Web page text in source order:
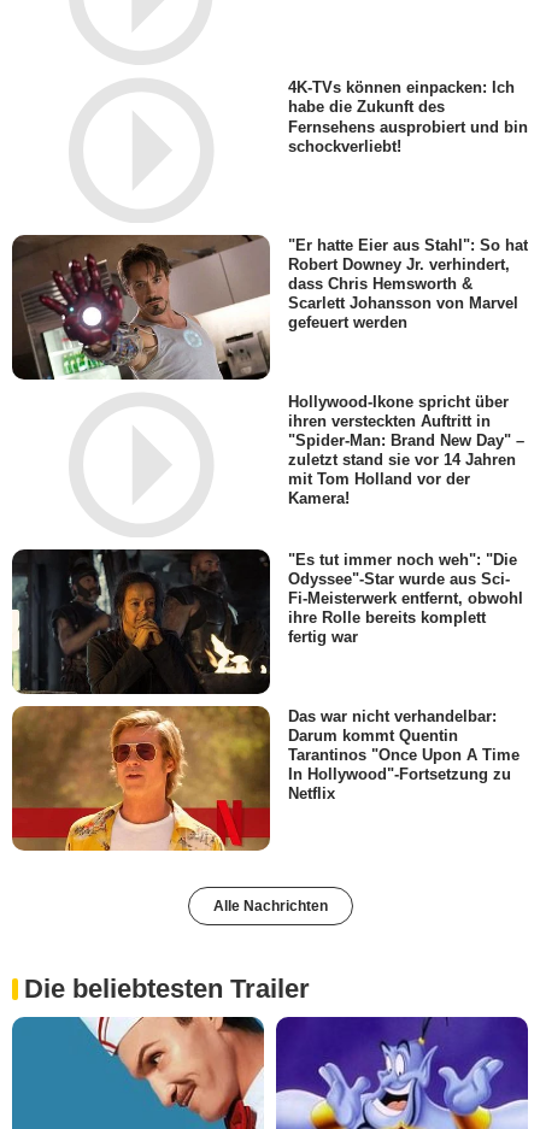
4K-TVs können einpacken: Ich
habe die Zukunft des
Fernsehens ausprobiert und bin
schockverliebt!
"Er hatte Eier aus Stahl": So hat
Robert Downey Jr. verhindert,
dass Chris Hemsworth &
Scarlett Johansson von Marvel
gefeuert werden
Hollywood-Ikone spricht über
ihren versteckten Auftritt in
"Spider-Man: Brand New Day" –
zuletzt stand sie vor 14 Jahren
mit Tom Holland vor der
Kamera!
"Es tut immer noch weh": "Die
Odyssee"-Star wurde aus Sci-
Fi-Meisterwerk entfernt, obwohl
ihre Rolle bereits komplett
fertig war
Das war nicht verhandelbar:
Darum kommt Quentin
Tarantinos "Once Upon A Time
In Hollywood"-Fortsetzung zu
Netflix
Alle Nachrichten
Die beliebtesten Trailer